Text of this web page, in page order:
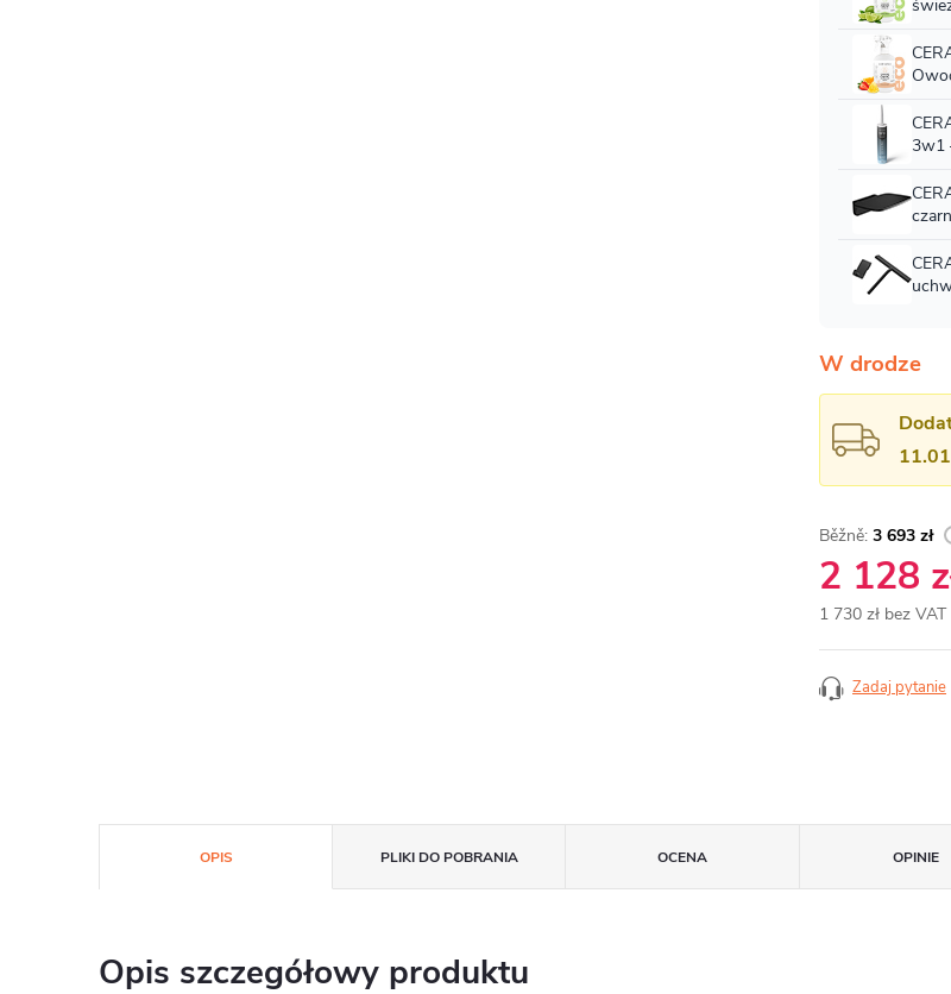
W drodze
3 693 zł
2 128
1 730 zł bez VAT
Zadaj pytanie
OPIS PLIKI DO POBRANIA OCENA OPINIE
Opis szczegółowy produktu